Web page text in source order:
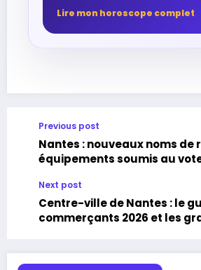
Lire mon horoscope complet
Previous post
Nantes : nouveaux noms de
équipements soumis au
Next post
Centre-ville de Nantes : le
commerçants 2026 et les